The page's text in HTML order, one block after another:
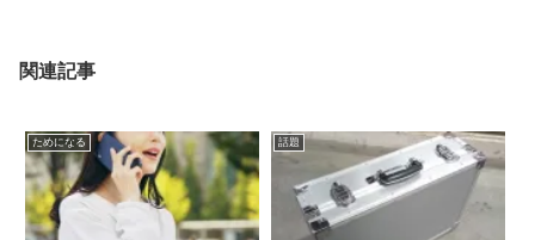
関連記事
ためになる 話題